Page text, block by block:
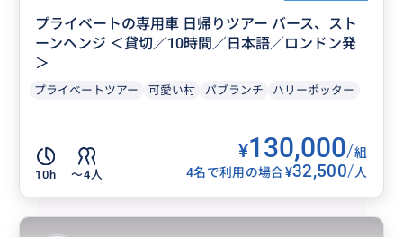
プライベートの専用車 日帰りツアー バース、スト
ーンヘンジ ＜貸切／10時間／日本語／ロンドン発
＞
プライベートツアー 可愛い村 パブランチ ハリーポッター
10h 〜4人
¥130,000/組
4名で利用の場合¥32,500/人